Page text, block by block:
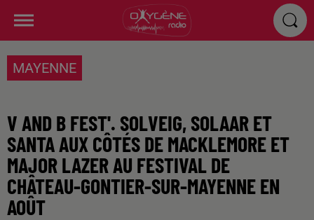
MAYENNE
V AND B FEST'. SOLVEIG, SOLAAR ET
SANTA AUX CÔTÉS DE MACKLEMORE ET
MAJOR LAZER AU FESTIVAL DE
CHÂTEAU-GONTIER-SUR-MAYENNE EN
AOÛT